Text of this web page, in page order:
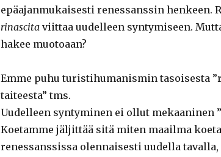
epäajanmukaisesti renessanssin henkeen.
rinascitaviittaa uudelleen syntymiseen.
hakee muotoaan?
Emme puhu turistihumanismin tasoisesta
taiteesta” tms.
Uudelleen syntyminen ei ollut mekaaninen
Koetamme jäljittää sitä miten maailma
renessanssissa olennaisesti uudella